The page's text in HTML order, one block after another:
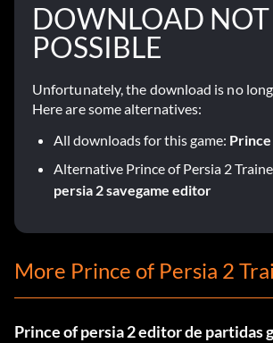
DOWNLOAD NOT
POSSIBLE
Unfortunately, the download is no
Here are some alternatives:
All downloads for this game:
Alternative Prince of Persia 2
persia 2 savegame editor
More Prince of Persia 2
Prince of persia 2 editor de partidas